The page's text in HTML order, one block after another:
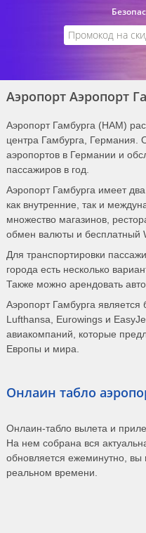
Аэропорт Аэропорт
Аэропорт Гамбурга (HAM)
центра Гамбурга, Германия.
аэропортов в Германии и
пассажиров в год.
Аэропорт Гамбурга имеет
как внутренние, так и
множество магазинов,
обмен валюты и бесплатный
Для транспортировки
города есть несколько
Также можно арендовать
Аэропорт Гамбурга
Lufthansa, Eurowings и
авиакомпаний, которые
Европы и мира.
Онлаин табло
Онлаин-табло вылета и
На нем собрана вся
обновляется ежеминутно,
реальном времени.